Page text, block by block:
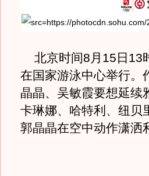
北京时间8月15日13
在国家游泳中心举行。
晶晶、吴敏霞要想延续
卡琳娜、哈特利、纽贝
郭晶晶在空中动作潇洒